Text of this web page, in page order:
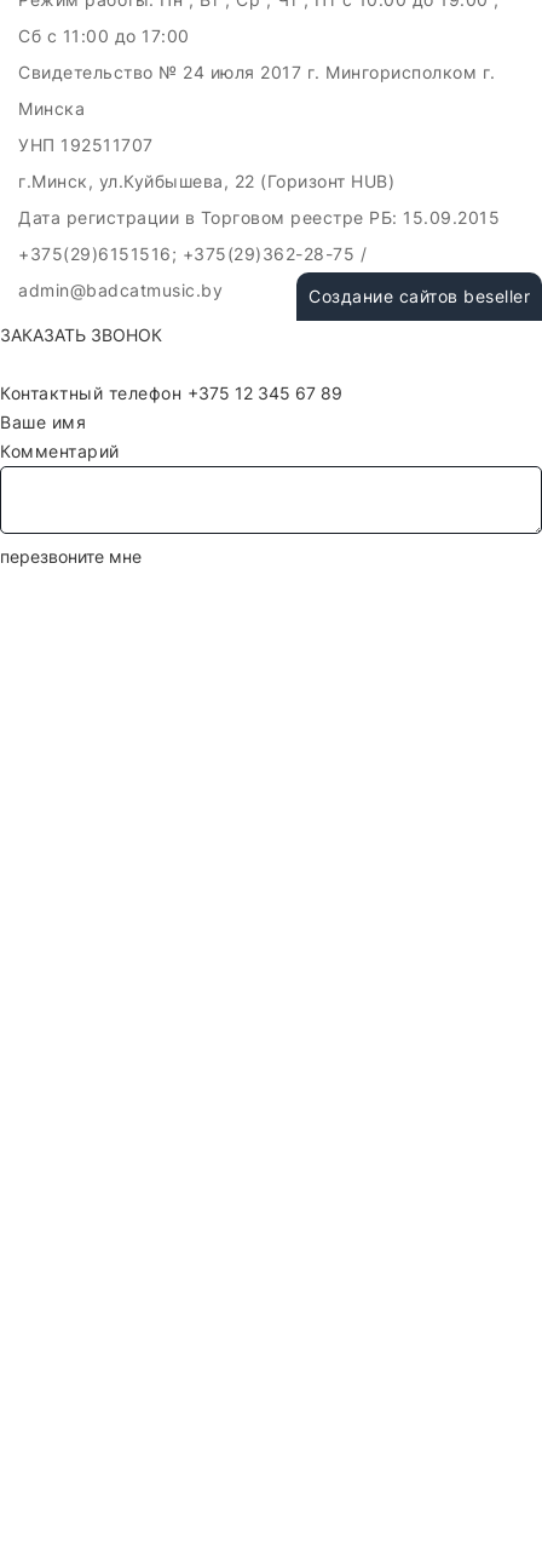
Сб c 11:00 до 17:00
Свидетельство № 24 июля 2017 г. Мингорисполком г.
Минска
УНП 192511707
г.Минск, ул.Куйбышева, 22 (Горизонт HUB)
Дата регистрации в Торговом реестре РБ: 15.09.2015
+375(29)6151516; +375(29)362-28-75 /
admin@badcatmusic.by
Создание сайтов beseller
ЗАКАЗАТЬ ЗВОНОК
Контактный телефон
Ваше имя
Комментарий
перезвоните мне